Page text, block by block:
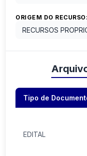
ORIGEM DO RECURSO:
RECURSOS
Tipo de
EDITAL